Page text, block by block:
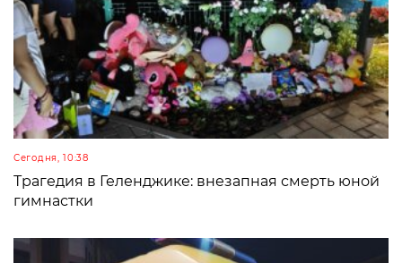
Сегодня, 10:38
Трагедия в Геленджике: внезапная смерть юной
гимнастки